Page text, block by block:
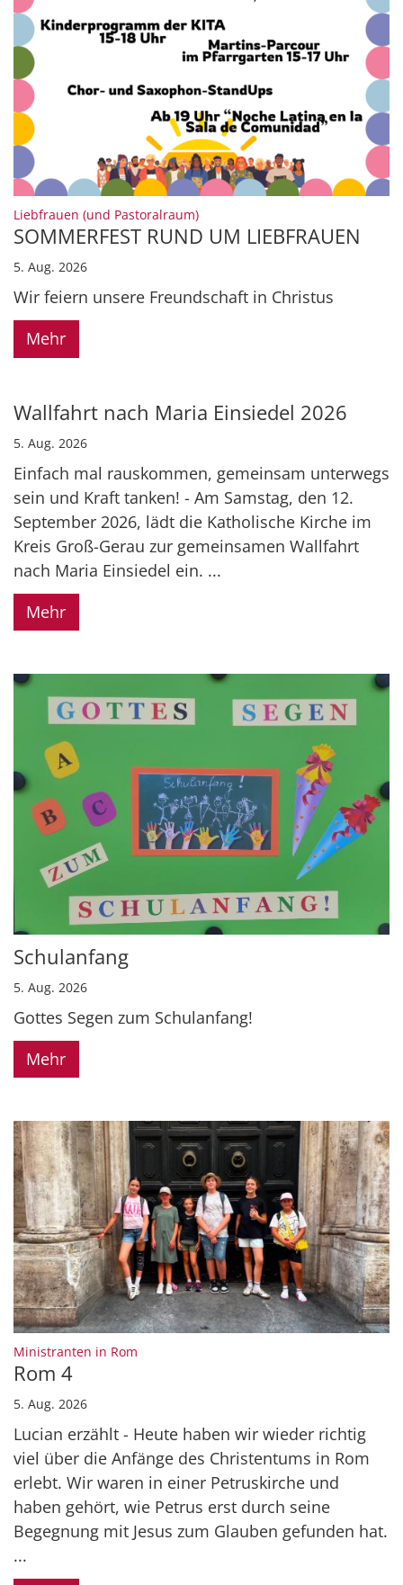
Liebfrauen (und Pastoralraum):
SOMMERFEST RUND UM LIEBFRAUEN
5. Aug. 2026
Wir feiern unsere Freundschaft in Christus
Mehr
Wallfahrt nach Maria Einsiedel 2026
5. Aug. 2026
Einfach mal rauskommen, gemeinsam unterwegs
sein und Kraft tanken! - Am Samstag, den 12.
September 2026, lädt die Katholische Kirche im
Kreis Groß-Gerau zur gemeinsamen Wallfahrt
nach Maria Einsiedel ein. ...
Mehr
Schulanfang
5. Aug. 2026
Gottes Segen zum Schulanfang!
Mehr
Ministranten in Rom
Rom 4
5. Aug. 2026
Lucian erzählt - Heute haben wir wieder richtig
viel über die Anfänge des Christentums in Rom
erlebt. Wir waren in einer Petruskirche und
haben gehört, wie Petrus erst durch seine
Begegnung mit Jesus zum Glauben gefunden hat.
...